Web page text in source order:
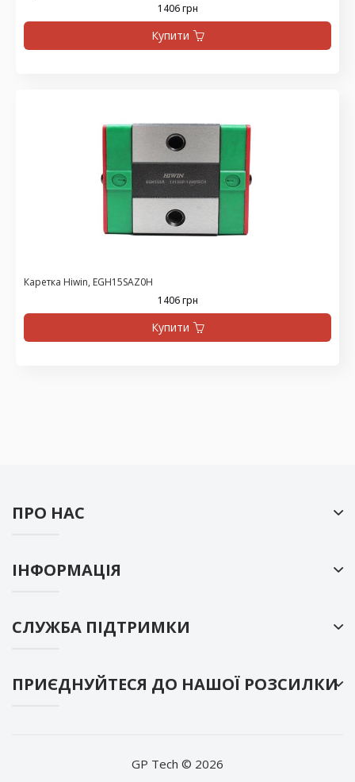
1406 грн
Купити
Каретка Hiwin, EGH15SAZ0H
1406 грн
Купити
ПРО НАС
ІНФОРМАЦІЯ
СЛУЖБА ПІДТРИМКИ
ПРИЄДНУЙТЕСЯ ДО НАШОЇ РОЗСИЛКИ
GP Tech © 2026